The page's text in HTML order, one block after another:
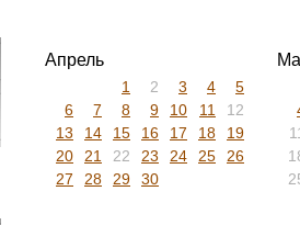
Апрель
1 2 3 4
5
6
7 8 9 10 11
12
13
14 15 16 17 18
19
20
21 22 23 24 25
26
27
28 29 30